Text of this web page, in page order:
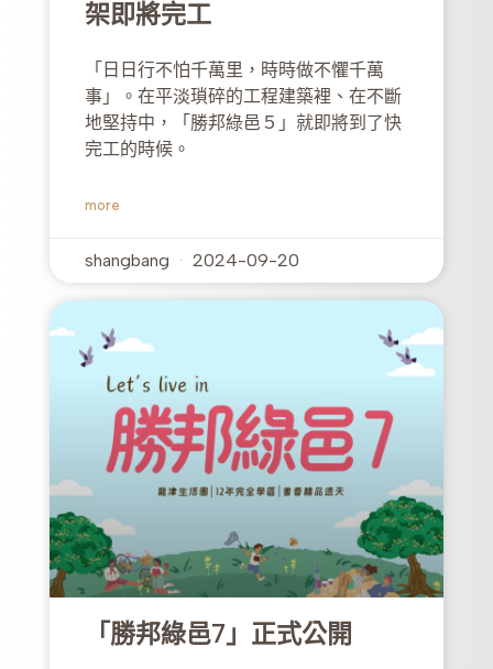
架即將完工
「日日行不怕千萬里，時時做不懼千萬
事」。在平淡瑣碎的工程建築裡、在不斷
地堅持中，「勝邦綠邑５」就即將到了快
完工的時候。
more
shangbang 2024-09-20
「勝邦綠邑7」正式公開